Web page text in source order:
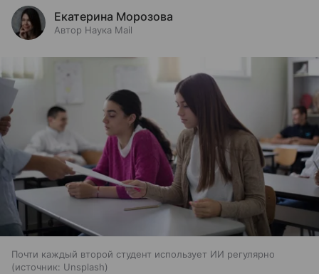
Екатерина Морозова
Автор Наука Mail
Почти каждый второй студент использует ИИ регулярно
источник: Unsplash